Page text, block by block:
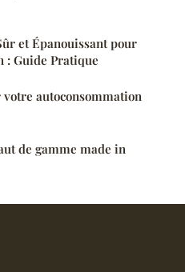
et Épanouissant pour
: Guide Pratique
autoconsommation
de gamme made in